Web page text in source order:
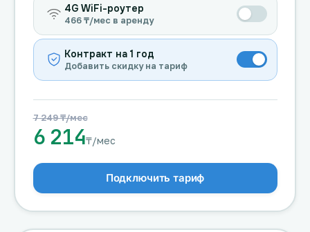
4G WiFi-роутер
466 ₸/мес в аренду
Контракт на 1 год
Добавить скидку на тариф
7 249 ₸/мес
6 214₸/мес
Подключить тариф